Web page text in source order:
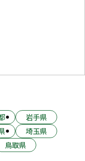
岩手県
埼玉県
鳥取県